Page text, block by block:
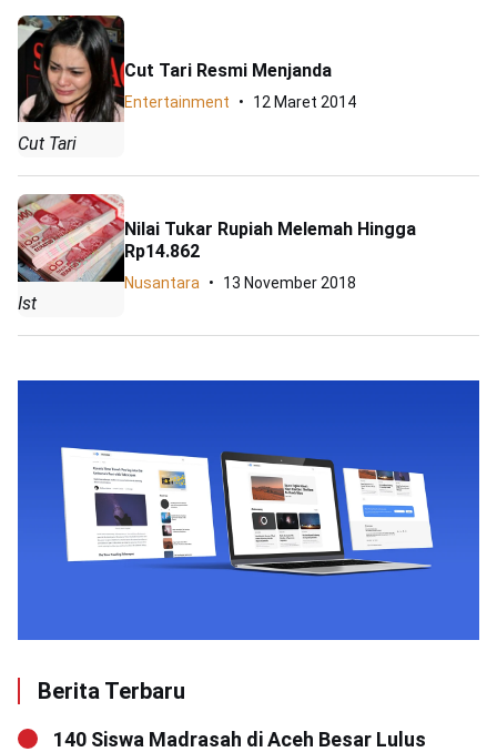
Cut Tari
Cut Tari Resmi Menjanda
Entertainment 12 Maret 2014
Ist
Nilai Tukar Rupiah Melemah Hingga
Rp14.862
Nusantara 13 November 2018
Berita Terbaru
140 Siswa Madrasah di Aceh Besar Lulus